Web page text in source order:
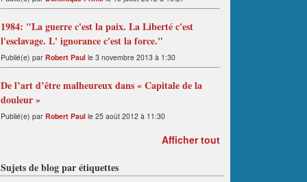
1984: "La guerre c'est la paix. La Liberté c'est
l'esclavage. L' ignorance c'est la force."
Publié(e) par Robert Paul le 3 novembre 2013 à 1:30
De l’art d’être malheureux dans « Capitale de la
douleur »
Publié(e) par Robert Paul le 25 août 2012 à 11:30
Afficher tout
Sujets de blog par étiquettes